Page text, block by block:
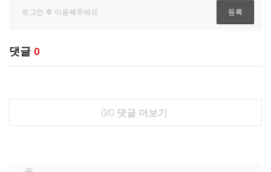
댓글 0
0/0 댓글 더보기